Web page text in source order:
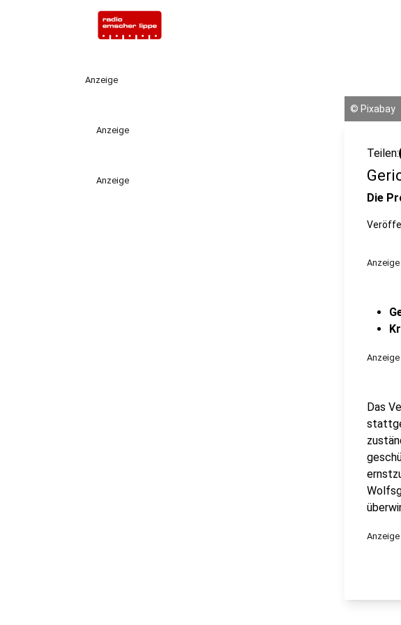
Anzeige
Anzeige
Anzeige
© Pixabay
Teilen:
Die
Anzeige
Anzeige
Das
Anzeige